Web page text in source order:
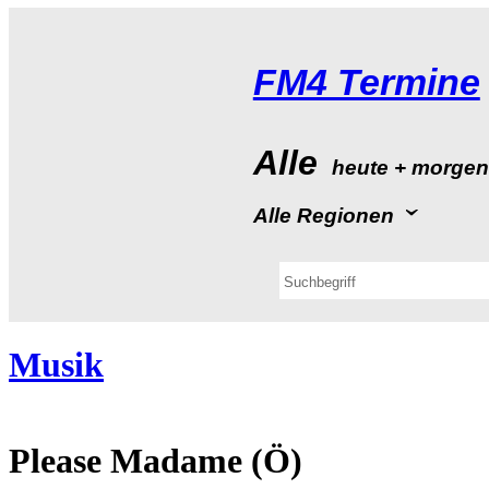
FM4Termine
Alle heute+morgen
AlleRegionen
Musik
PleaseMadame(Ö)